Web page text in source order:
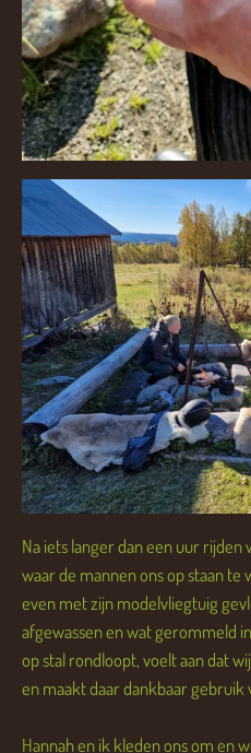
Na iets langer dan een uur
waar de mannen ons op staan
even met zijn modelvliegtuig
afgewassen en wat gerommeld
op stal rondloopt, voelt aan dat
en maakt daar dankbaar gebruik
Hannah en ik kleden ons om en